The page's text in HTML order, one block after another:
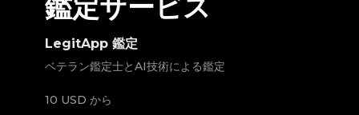
LegitApp 鑑定
ベテラン鑑定士とAI技術による鑑定
10 USD から
鑑定サービス